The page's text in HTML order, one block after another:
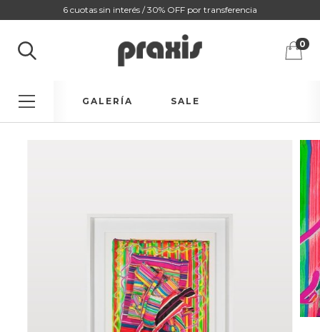
6 cuotas sin interés / 30% OFF por transferencia
0
GALERÍA SALE